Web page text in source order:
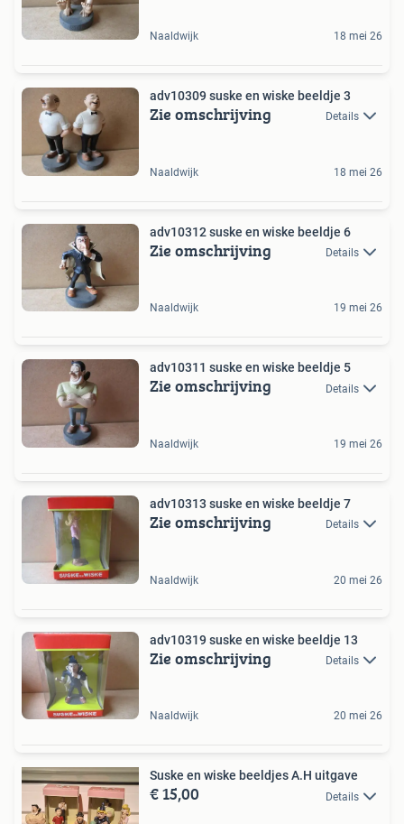
Naaldwijk 18 mei 26
adv10309 suske en wiske beeldje 3
Zie omschrijving Details
Naaldwijk 18 mei 26
adv10312 suske en wiske beeldje 6
Zie omschrijving Details
Naaldwijk 19 mei 26
adv10311 suske en wiske beeldje 5
Zie omschrijving Details
Naaldwijk 19 mei 26
adv10313 suske en wiske beeldje 7
Zie omschrijving Details
Naaldwijk 20 mei 26
adv10319 suske en wiske beeldje 13
Zie omschrijving Details
Naaldwijk 20 mei 26
Suske en wiske beeldjes A.H uitgave
€ 15,00 Details